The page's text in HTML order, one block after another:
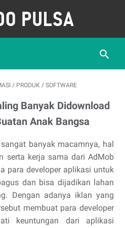
/ PRODUK / SOFTWARE
Banyak Didownload
Anak Bangsa
banyak macamnya, hal
serta kerja sama dari AdMob
para developer aplikasi untuk
dan bisa dijadikan lahan
Dengan adanya iklan yang
membuat para developer
keuntungan dari aplikasi